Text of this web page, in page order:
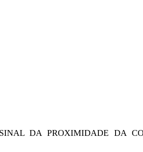
DA PROXIMIDADE DA